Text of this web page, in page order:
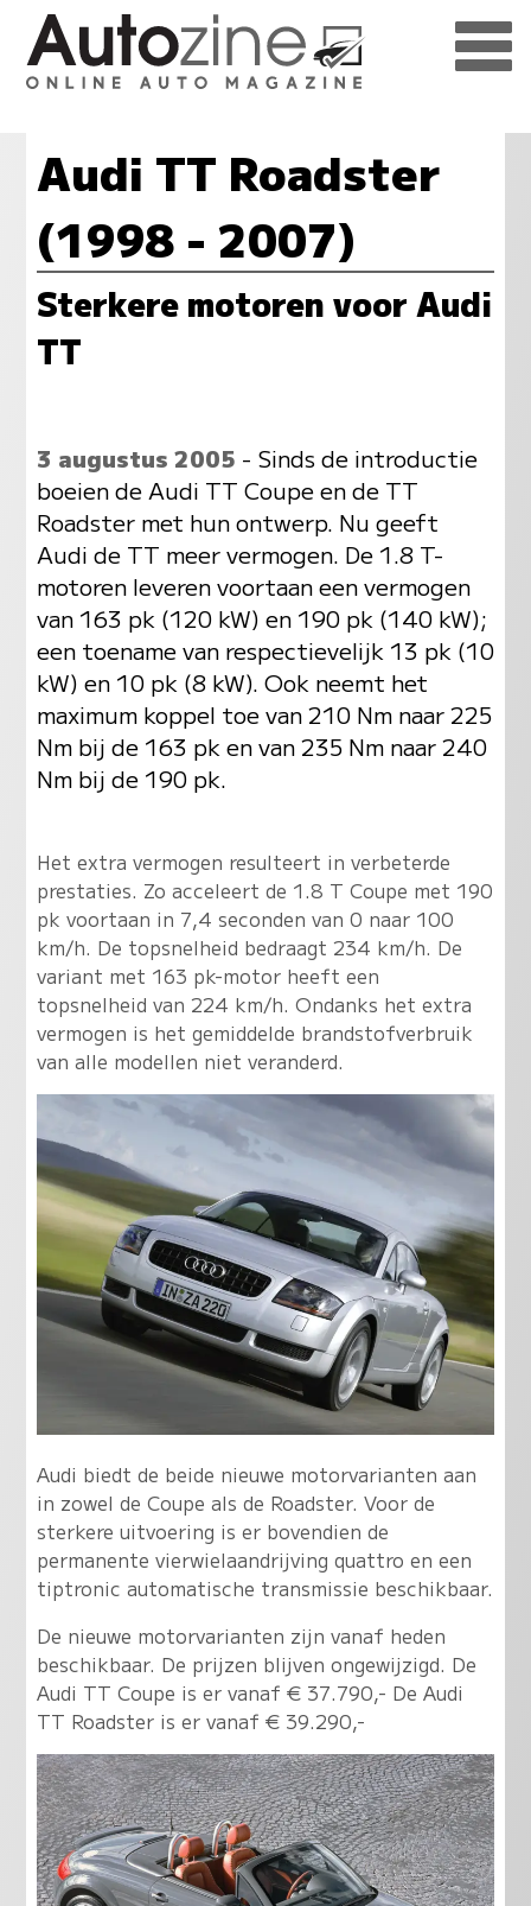
Audi TT Roadster
(1998 - 2007)
Sterkere motoren voor Audi
TT
3 augustus 2005 - Sinds de introductie
boeien de Audi TT Coupe en de TT
Roadster met hun ontwerp. Nu geeft
Audi de TT meer vermogen. De 1.8 T-
motoren leveren voortaan een vermogen
van 163 pk (120 kW) en 190 pk (140 kW);
een toename van respectievelijk 13 pk (10
kW) en 10 pk (8 kW). Ook neemt het
maximum koppel toe van 210 Nm naar 225
Nm bij de 163 pk en van 235 Nm naar 240
Nm bij de 190 pk.
Het extra vermogen resulteert in verbeterde
prestaties. Zo acceleert de 1.8 T Coupe met 190
pk voortaan in 7,4 seconden van 0 naar 100
km/h. De topsnelheid bedraagt 234 km/h. De
variant met 163 pk-motor heeft een
topsnelheid van 224 km/h. Ondanks het extra
vermogen is het gemiddelde brandstofverbruik
van alle modellen niet veranderd.
Audi biedt de beide nieuwe motorvarianten aan
in zowel de Coupe als de Roadster. Voor de
sterkere uitvoering is er bovendien de
permanente vierwielaandrijving quattro en een
tiptronic automatische transmissie beschikbaar.
De nieuwe motorvarianten zijn vanaf heden
beschikbaar. De prijzen blijven ongewijzigd. De
Audi TT Coupe is er vanaf € 37.790,- De Audi
TT Roadster is er vanaf € 39.290,-